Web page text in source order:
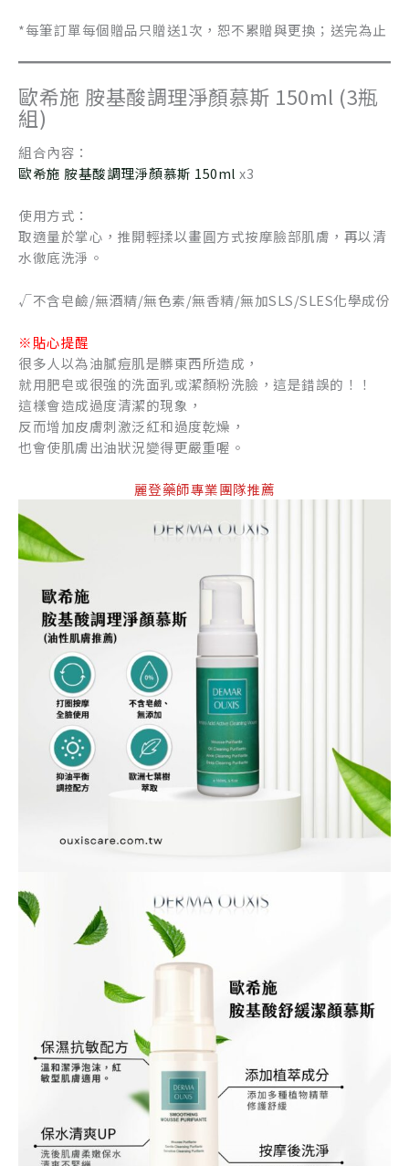
*每筆訂單每個贈品只贈送1次，恕不累贈與更換；送完為止
歐希施 胺基酸調理淨顏慕斯 150ml (3瓶
組)
組合內容：
歐希施 胺基酸調理淨顏慕斯 150ml x3
使用方式：
取適量於掌心，推開輕揉以畫圓方式按摩臉部肌膚，再以清
水徹底洗淨。
√不含皂鹼/無酒精/無色素/無香精/無加SLS/SLES化學成份
※貼心提醒
很多人以為油膩痘肌是髒東西所造成，
就用肥皂或很強的洗面乳或潔顏粉洗臉，這是錯誤的！！
這樣會造成過度清潔的現象，
反而增加皮膚刺激泛紅和過度乾燥，
也會使肌膚出油狀況變得更嚴重喔。
麗登藥師專業團隊推薦